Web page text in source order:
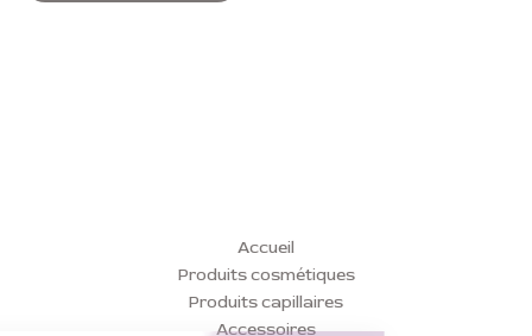
Accueil
Produits cosmétiques
Produits capillaires
Accessoires